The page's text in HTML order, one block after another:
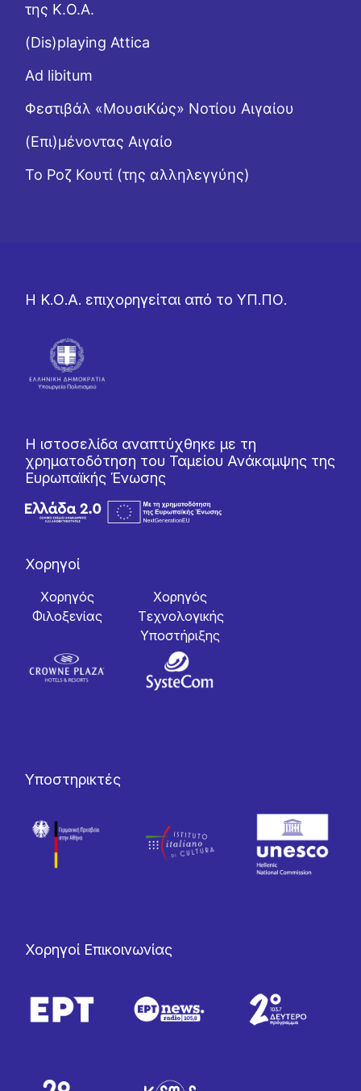
της Κ.Ο.Α.
(Dis)playing Attica
Ad libitum
Φεστιβάλ «ΜουσιΚώς» Νοτίου Αιγαίου
(Επι)μένοντας Αιγαίο
Το Ροζ Κουτί (της αλληλεγγύης)
Η Κ.Ο.Α. επιχορηγείται από το ΥΠ.ΠΟ.
Η ιστοσελίδα αναπτύχθηκε με τη
χρηματοδότηση του Ταμείου Ανάκαμψης της
Ευρωπαϊκής Ένωσης
Χορηγοί
Χορηγός
Φιλοξενίας
Χορηγός
Tεχνολογικής
Yποστήριξης
Υποστηρικτές
Χορηγοί Επικοινωνίας